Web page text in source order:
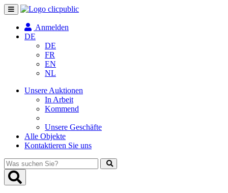
Navigation
umschalten
Anmelden
DE
DE
FR
EN
NL
Unsere Auktionen
In Arbeit
Kommend
Unsere Geschäfte
Alle Objekte
Kontaktieren Sie uns
Was
suchen
Sie?